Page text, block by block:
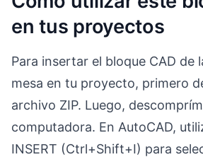
en tus proyectos
Para insertar el bloque CAD de
mesa en tu proyecto, primero
archivo ZIP. Luego,
computadora. En AutoCAD,
INSERT (Ctrl+Shift+I) para